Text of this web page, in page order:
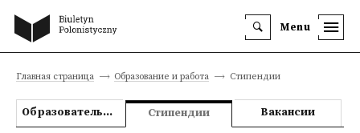
Menu
Главная страница Образование и работа Стипендии
Образовательные предложения Стипендии Вакансии